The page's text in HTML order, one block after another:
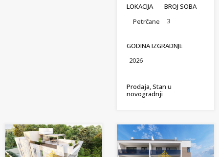
LOKACIJA
Petrčane
BROJ SOBA
3
GODINA IZGRADNJE
2026
Prodaja, Stan u
novogradnji